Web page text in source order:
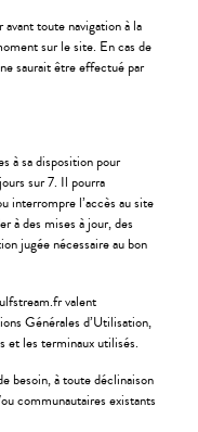
toute navigation à la
sur le site. En cas de
saurait être effectué par
à sa disposition pour
sur 7. Il pourra
interrompre l’accès au site
à des mises à jour, des
jugée nécessaire au bon
valent
Générales d’Utilisation,
et les terminaux utilisés.
besoin, à toute déclinaison
communautaires existants